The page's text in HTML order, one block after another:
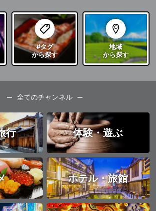
#タグ
から探す
地域
から探す
全てのチャンネル
行 体験・遊ぶ
ホテル・旅館